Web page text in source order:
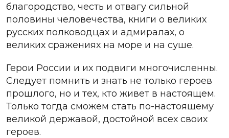
благородство, честь и отвагу сильной
половины человечества, книги о великих
русских полководцах и адмиралах, о
великих сражениях на море и на суше.
Герои России и их подвиги многочисленны.
Следует помнить и знать не только героев
прошлого, но и тех, кто живет в настоящем.
Только тогда сможем стать по-настоящему
великой державой, достойной всех своих
героев.